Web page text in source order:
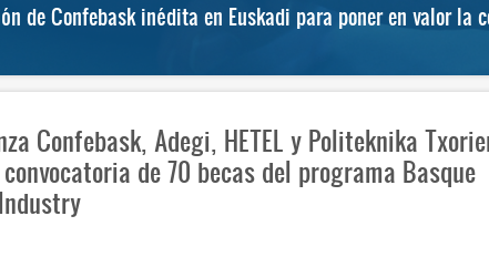
de Confebask inédita en Euskadi para poner en valor la
Confebask, Adegi, HETEL y Politeknika
de 70 becas del programa Basque